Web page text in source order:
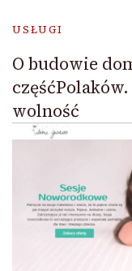
USŁUGI
O budowie
wolność